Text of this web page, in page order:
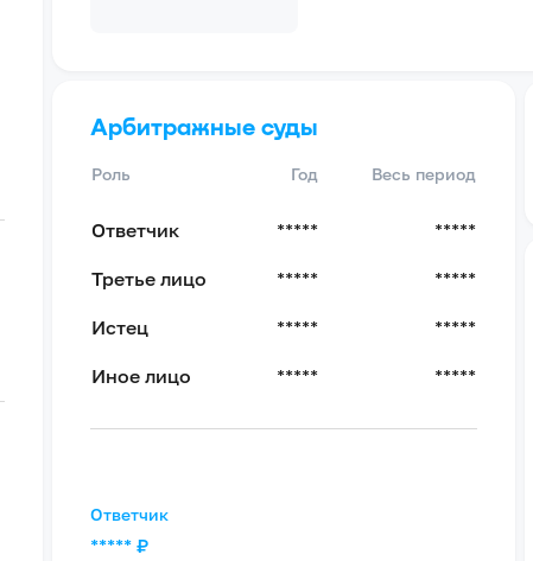
Арбитражные суды
Роль Год Весь период
Ответчик ***** *****
Третье лицо ***** *****
Истец ***** *****
Иное лицо ***** *****
Ответчик
***** ₽